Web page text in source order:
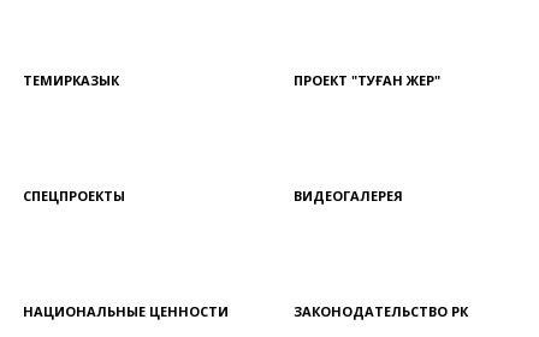
ТЕМИРКАЗЫК ПРОЕКТ "ТУҒАН ЖЕР"
СПЕЦПРОЕКТЫ ВИДЕОГАЛЕРЕЯ
НАЦИОНАЛЬНЫЕ ЦЕННОСТИ ЗАКОНОДАТЕЛЬСТВО РК